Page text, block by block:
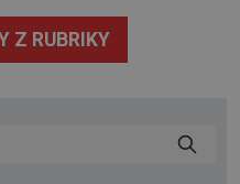
bolest, která
tento […]
Z RUBRIKY